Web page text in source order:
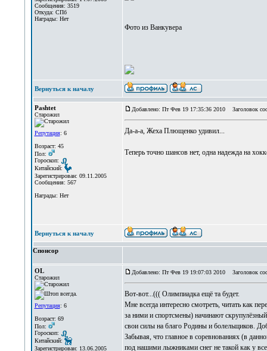
Сообщения: 3519
Откуда: СПб
Награды: Нет
Фото из Ванкувера
Вернуться к началу
Pashtet
Старожил
Репутация: 6
Возраст: 45
Пол:
Гороскоп:
Китайский:
Зарегистрирован: 09.11.2005
Сообщения: 567
Награды: Нет
Добавлено: Пт Фев 19 17:35:36 2010 Заголовок
Да-а-а, Жеха Плющенко удивил...
Теперь точно шансов нет, одна надежда на
Вернуться к началу
Спонсор
OL
Старожил
Репутация: 6
Возраст: 69
Пол:
Гороскоп:
Китайский:
Зарегистрирован: 13.06.2005
Добавлено: Пт Фев 19 19:07:03 2010 Заголовок
Вот-вот...((( Олимпиадка ещё та будет.
Мне всегда интересно смотреть, читать как
за ними и спортсмены) начинают
свои силы на благо Родины и болельщиков.
Забывая, что главное в соревнованиях (в
под нашими лыжниками снег не такой как у